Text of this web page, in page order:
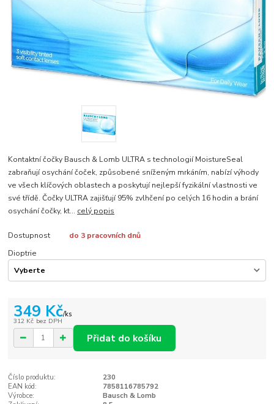
Kontaktní čočky Bausch & Lomb ULTRA s technologií MoistureSeal
zabraňují osychání čoček, způsobené sníženým mrkáním, nabízí výhody
ve všech klíčových oblastech a poskytují nejlepší fyzikální vlastnosti ve
své třídě. Čočky ULTRA zajišťují 95% zvlhčení po celých 16 hodin a brání
osychání čočky, kt... celý popis
Dostupnost
do 3 pracovních dnů
Dioptrie
349 Kč/ks
312 Kč bez DPH
Přidat do košíku
Číslo produktu:
230
EAN kód:
7858116785792
Výrobce:
Bausch & Lomb